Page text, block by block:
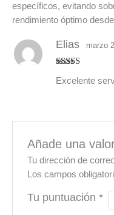
específicos, evitando
rendimiento óptimo
con5de 5
Elias marzo
Excelente
Añade una
Tu dirección de
Los campos
Tu puntuación*